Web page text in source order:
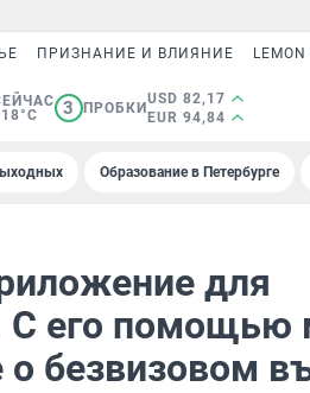
ПРИЗНАНИЕ И ВЛИЯНИЕ
3 ПРОБКИ
USD 82,17
EUR 94,84
Образование в Петербурге
для
С его
о безвизовом